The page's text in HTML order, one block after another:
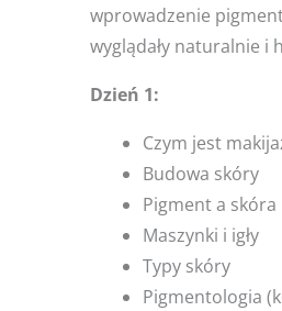
wprowadzenie
wyglądały naturalnie i
Dzień 1:
Czym jest
Budowa skóry
Pigment a skóra
Maszynki i igły
Typy skóry
Pigmentologia